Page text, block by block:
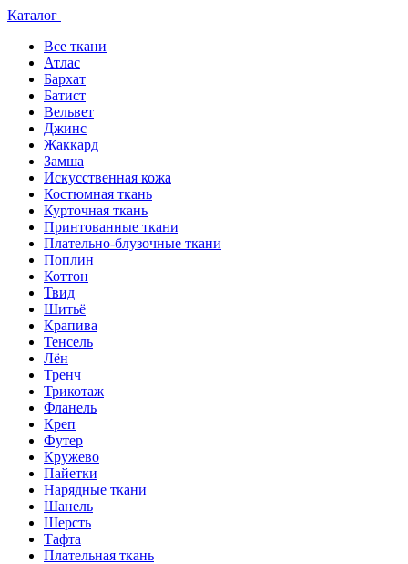
Каталог
Все ткани
Атлас
Бархат
Батист
Вельвет
Джинс
Жаккард
Замша
Искусственная кожа
Костюмная ткань
Курточная ткань
Принтованные ткани
Плательно-блузочные ткани
Поплин
Коттон
Твид
Шитьё
Крапива
Тенсель
Лён
Тренч
Трикотаж
Фланель
Креп
Футер
Кружево
Пайетки
Нарядные ткани
Шанель
Шерсть
Тафта
Плательная ткань